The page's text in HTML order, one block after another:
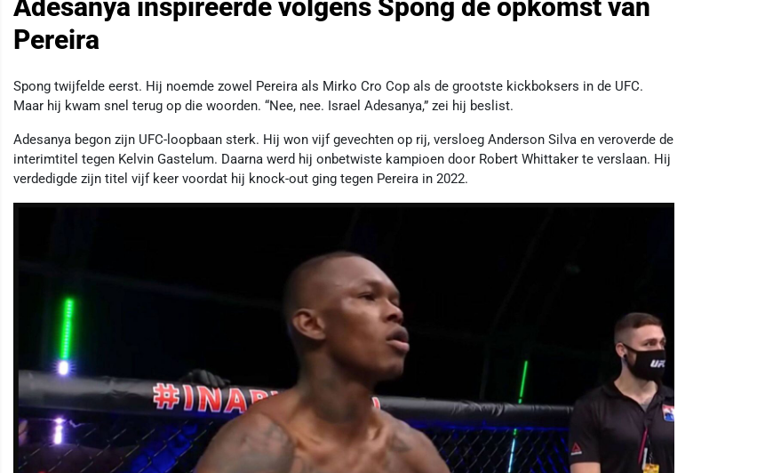
Adesanya inspireerde volgens Spong de opkomst van
Pereira
Spong twijfelde eerst. Hij noemde zowel Pereira als Mirko Cro Cop als de grootste kickboksers in de UFC.
Maar hij kwam snel terug op die woorden. “Nee, nee. Israel Adesanya,” zei hij beslist.
Adesanya begon zijn UFC-loopbaan sterk. Hij won vijf gevechten op rij, versloeg Anderson Silva en veroverde de
interimtitel tegen Kelvin Gastelum. Daarna werd hij onbetwiste kampioen door Robert Whittaker te verslaan. Hij
verdedigde zijn titel vijf keer voordat hij knock-out ging tegen Pereira in 2022.